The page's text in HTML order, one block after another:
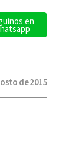
en
de 2015